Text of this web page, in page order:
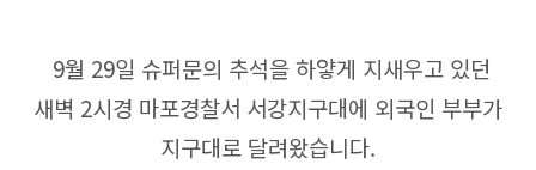
9월 29일 슈퍼문의 추석을 하얗게 지새우고 있던
새벽 2시경 마포경찰서 서강지구대에 외국인 부부가
지구대로 달려왔습니다.